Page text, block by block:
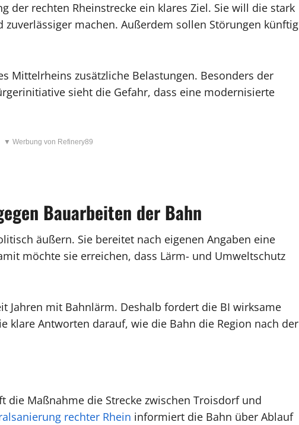
der rechten Rheinstrecke ein klares Ziel. Sie will die stark
machen. Außerdem sollen Störungen künftig
Mittelrheins zusätzliche Belastungen. Besonders der
sieht die Gefahr, dass eine modernisierte
▼ Werbung von Refinery89
Bauarbeiten der Bahn
äußern. Sie bereitet nach eigenen Angaben eine
möchte sie erreichen, dass Lärm- und Umweltschutz
Jahren mit Bahnlärm. Deshalb fordert die BI wirksame
klare Antworten darauf, wie die Bahn die Region nach der
die Maßnahme die Strecke zwischen Troisdorf und
rechter Rhein informiert die Bahn über Ablauf